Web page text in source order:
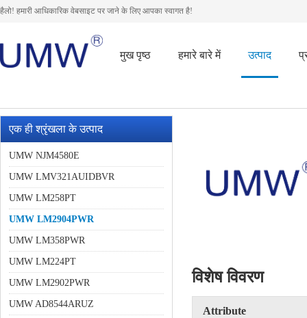
हैलो! हमारी आधिकारिक वेबसाइट पर जाने के लिए आपका स्वागत है!
मुख पृष्ठ हमारे बारे में उत्पाद
एक ही श्रृंखला के उत्पाद
UMW NJM4580E
UMW LMV321AUIDBVR
UMW LM258PT
UMW LM2904PWR
UMW LM358PWR
UMW LM224PT
UMW LM2902PWR
UMW AD8544ARUZ
विशेष विवरण
Attribute